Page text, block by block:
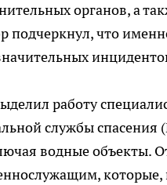
органов, а
подчеркнул, что
работу
службы
водные объекты.